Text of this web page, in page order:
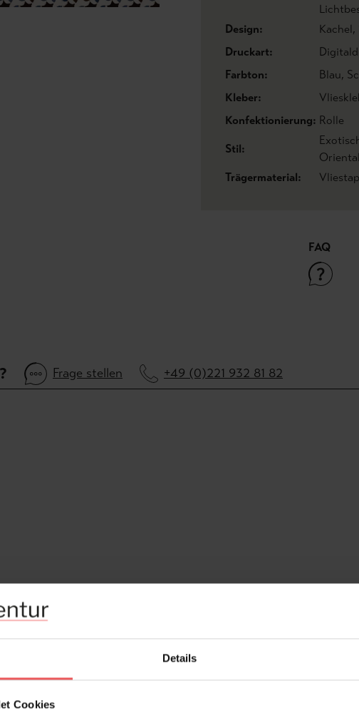
Details
Cookies
Design:
Kachel,
Druckart:
Farbton:
Blau,
Kleber:
Konfektionierung: Rolle
Stil:
Trägermaterial:
FAQ
Frage stellen +49 (0)221 932 81 82